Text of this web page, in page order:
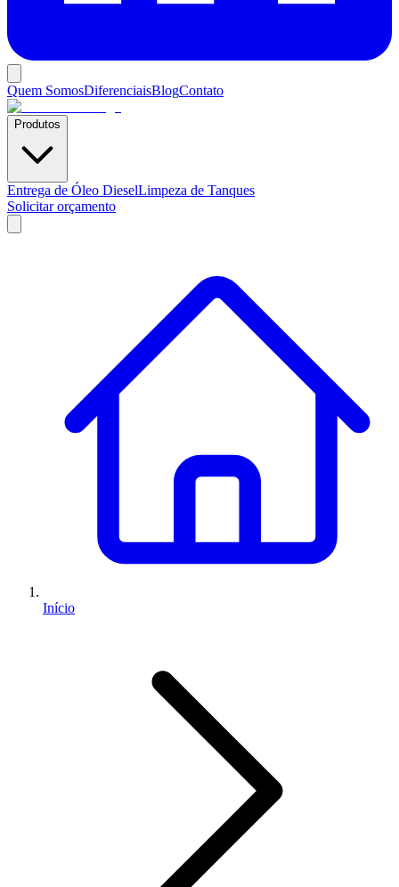
Quem SomosDiferenciaisBlogContato
Produtos
Entrega de Óleo DieselLimpeza de Tanques
Solicitar orçamento
Início